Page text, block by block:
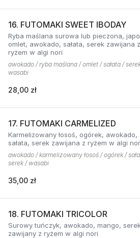
16. FUTOMAKI SWEET IBODAY
Ryba maślana surowa lub pieczona,
omlet, awokado, sałata, serek zawijana z
ryżem w algi nori
awokado / ryba maślana / omlet / sałata /
wasabi
28,00 zł
17. FUTOMAKI CARMELIZED
Karmelizowany łosoś, ogórek, awokado,
sałata, serek zawijana z ryżem w algi
awokado / karmelizowany łosoś / ogórek /
serek / wasabi
35,00 zł
18. FUTOMAKI TRICOLOR
Surowy tuńczyk, awokado, mango,
zawijany z ryżem w algi nori